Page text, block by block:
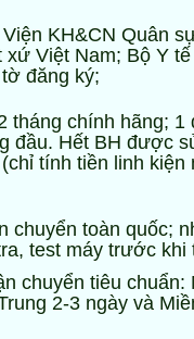
KH&CN Quân
xứ Việt Nam; Bộ Y
đăng ký;
tháng chính hãng; 1
đầu. Hết BH được
tính tiền linh kiện
chuyển toàn quốc;
test máy trước khi
chuyển tiêu chuẩn:
2-3 ngày và